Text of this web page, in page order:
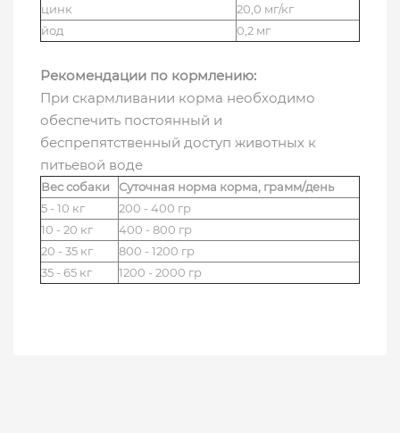
цинк
20,0 мг/кг
йод
0,2 мг
Рекомендации по кормлению:
При скармливании корма необходимо
обеспечить постоянный и
беспрепятственный доступ животных к
питьевой воде
Вес собаки
Суточная норма корма, грамм/день
5 - 10 кг
200 - 400 гр
10 - 20 кг
400 - 800 гр
20 - 35 кг
800 - 1200 гр
35 - 65 кг
1200 - 2000 гр